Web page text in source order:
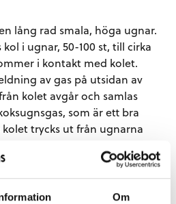
Om
lång rad smala, höga ugnar.
i ugnar, 50-100 st, till cirka
i kontakt med kolet.
av gas på utsidan av
kolet avgår och samlas
som är ett bra
trycks ut från ugnarna
spolas på kolet. Det bildas
ses på långt håll. Den